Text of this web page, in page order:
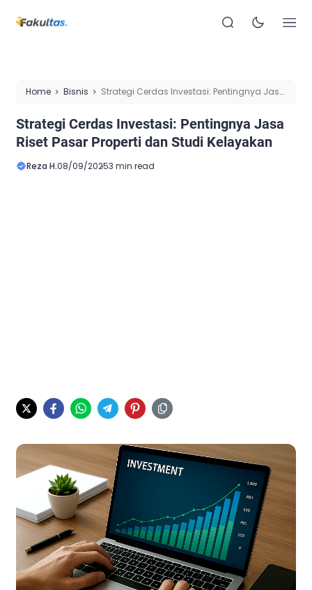
Home Bisnis
Strategi Cerdas Investasi: Pentingnya Jasa
Strategi Cerdas Investasi: Pentingnya Jasa
Riset Pasar Properti dan Studi Kelayakan
Reza H.08/09/20253 min read